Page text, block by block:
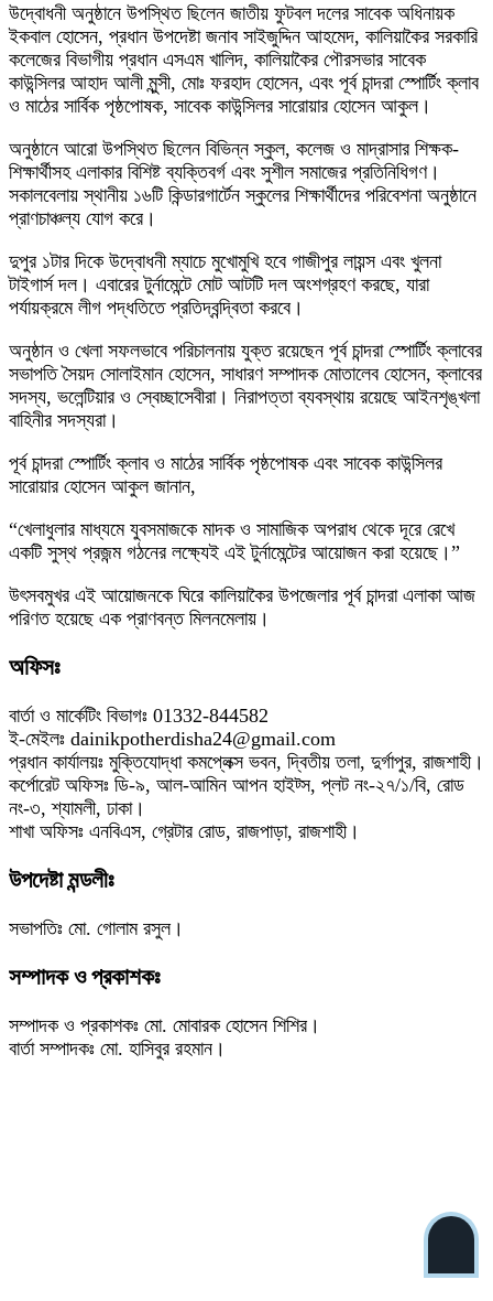
উদ্বোধনী অনুষ্ঠানে উপস্থিত ছিলেন জাতীয় ফুটবল দলের সাবেক অধিনায়ক
ইকবাল হোসেন, প্রধান উপদেষ্টা জনাব সাইজুদ্দিন আহমেদ, কালিয়াকৈর সরকারি
কলেজের বিভাগীয় প্রধান এসএম খালিদ, কালিয়াকৈর পৌরসভার সাবেক
কাউন্সিলর আহাদ আলী মুন্সী, মোঃ ফরহাদ হোসেন, এবং পূর্ব চান্দরা স্পোর্টিং ক্লাব
ও মাঠের সার্বিক পৃষ্ঠপোষক, সাবেক কাউন্সিলর সারোয়ার হোসেন আকুল।
অনুষ্ঠানে আরো উপস্থিত ছিলেন বিভিন্ন স্কুল, কলেজ ও মাদ্রাসার শিক্ষক-
শিক্ষার্থীসহ এলাকার বিশিষ্ট ব্যক্তিবর্গ এবং সুশীল সমাজের প্রতিনিধিগণ।
সকালবেলায় স্থানীয় ১৬টি কিন্ডারগার্টেন স্কুলের শিক্ষার্থীদের পরিবেশনা অনুষ্ঠানে
প্রাণচাঞ্চল্য যোগ করে।
দুপুর ১টার দিকে উদ্বোধনী ম্যাচে মুখোমুখি হবে গাজীপুর লায়ন্স এবং খুলনা
টাইগার্স দল। এবারের টুর্নামেন্টে মোট আটটি দল অংশগ্রহণ করছে, যারা
পর্যায়ক্রমে লীগ পদ্ধতিতে প্রতিদ্বন্দ্বিতা করবে।
অনুষ্ঠান ও খেলা সফলভাবে পরিচালনায় যুক্ত রয়েছেন পূর্ব চান্দরা স্পোর্টিং ক্লাবের
সভাপতি সৈয়দ সোলাইমান হোসেন, সাধারণ সম্পাদক মোতালেব হোসেন, ক্লাবের
সদস্য, ভলেন্টিয়ার ও স্বেচ্ছাসেবীরা। নিরাপত্তা ব্যবস্থায় রয়েছে আইনশৃঙ্খলা
বাহিনীর সদস্যরা।
পূর্ব চান্দরা স্পোর্টিং ক্লাব ও মাঠের সার্বিক পৃষ্ঠপোষক এবং সাবেক কাউন্সিলর
সারোয়ার হোসেন আকুল জানান,
“খেলাধুলার মাধ্যমে যুবসমাজকে মাদক ও সামাজিক অপরাধ থেকে দূরে রেখে
একটি সুস্থ প্রজন্ম গঠনের লক্ষ্যেই এই টুর্নামেন্টের আয়োজন করা হয়েছে।”
উৎসবমুখর এই আয়োজনকে ঘিরে কালিয়াকৈর উপজেলার পূর্ব চান্দরা এলাকা আজ
পরিণত হয়েছে এক প্রাণবন্ত মিলনমেলায়।
অফিসঃ
বার্তা ও মার্কেটিং বিভাগঃ 01332-844582
ই-মেইলঃ dainikpotherdisha24@gmail.com
প্রধান কার্যালয়ঃ মুক্তিযোদ্ধা কমপ্লেক্স ভবন, দ্বিতীয় তলা, দুর্গাপুর, রাজশাহী।
কর্পোরেট অফিসঃ ডি-৯, আল-আমিন আপন হাইট্স, প্লট নং-২৭/১/বি, রোড
নং-৩, শ্যামলী, ঢাকা।
শাখা অফিসঃ এনবিএস, গ্রেটার রোড, রাজপাড়া, রাজশাহী।
উপদেষ্টা মন্ডলীঃ
সভাপতিঃ মো. গোলাম রসুল।
সম্পাদক ও প্রকাশকঃ
সম্পাদক ও প্রকাশকঃ মো. মোবারক হোসেন শিশির।
বার্তা সম্পাদকঃ মো. হাসিবুর রহমান।